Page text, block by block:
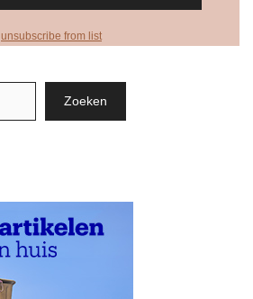
unsubscribe from list
Zoeken